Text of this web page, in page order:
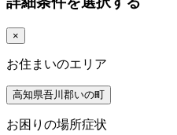
×
お住まいのエリア
高知県吾川郡いの町
お困りの場所症状